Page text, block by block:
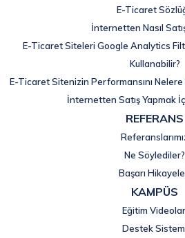
E-Ticaret
İnternetten Nasıl Satış
E-Ticaret Siteleri Google Analytics
Kullanabilir?
E-Ticaret Sitenizin Performansını
İnternetten Satış Yapmak
REFERANS
Ne Söylediler?
Başarı
KAMPÜS
Eğitim
Destek